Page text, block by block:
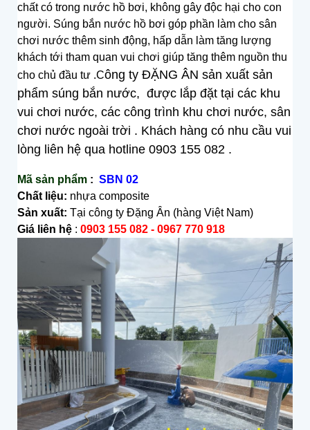
chất có trong nước hồ bơi, không gây độc hại cho con
người. Súng bắn nước hồ bơi góp phần làm cho sân
chơi nước thêm sinh động, hấp dẫn làm tăng lượng
khách tới tham quan vui chơi giúp tăng thêm nguồn thu
cho chủ đầu tư .Công ty ĐẶNG ÂN sản xuất sản
phẩm súng bắn nước, được lắp đặt tại các khu
vui chơi nước, các công trình khu chơi nước, sân
chơi nước ngoài trời . Khách hàng có nhu cầu vui
lòng liên hệ qua hotline 0903 155 082 .
Mã sản phẩm : SBN 02
Chất liệu: nhựa composite
Sản xuất: Tại công ty Đặng Ân (hàng Việt Nam)
Giá liên hệ : 0903 155 082 - 0967 770 918